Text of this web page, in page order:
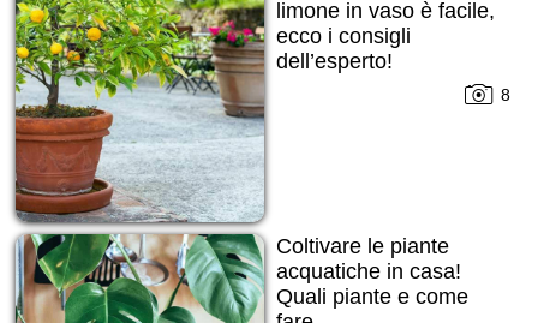
limone in vaso è facile,
ecco i consigli
dell’esperto!
8
Coltivare le piante
acquatiche in casa!
Quali piante e come